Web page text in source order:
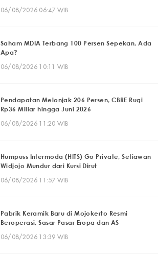
06/08/2026 06:47 WIB
Saham MDIA Terbang 100 Persen Sepekan, Ada
Apa?
06/08/2026 10:11 WIB
Pendapatan Melonjak 206 Persen, CBRE Rugi
Rp36 Miliar hingga Juni 2026
06/08/2026 11:20 WIB
Humpuss Intermoda (HITS) Go Private, Setiawan
Widjojo Mundur dari Kursi Dirut
06/08/2026 11:57 WIB
Pabrik Keramik Baru di Mojokerto Resmi
Beroperasi, Sasar Pasar Eropa dan AS
06/08/2026 13:39 WIB